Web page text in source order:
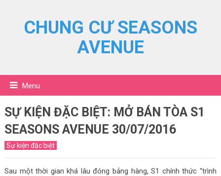
CHUNG CƯ SEASONS
AVENUE
Menu
SỰ KIỆN ĐẶC BIỆT: MỞ BÁN TÒA S1
SEASONS AVENUE 30/07/2016
Sự kiện đặc biệt
Sau một thời gian khá lâu đóng bảng hàng, S1 chính thức “trình